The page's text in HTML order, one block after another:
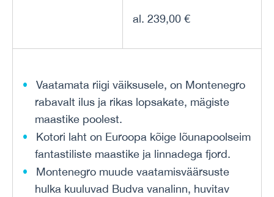
al. 239,00 €
Vaatamata riigi väiksusele, on Montenegro
rabavalt ilus ja rikas lopsakate, mägiste
maastike poolest.
Kotori laht on Euroopa kõige lõunapoolseim
fantastiliste maastike ja linnadega fjord.
Montenegro muude vaatamisväärsuste
hulka kuuluvad Budva vanalinn, huvitav